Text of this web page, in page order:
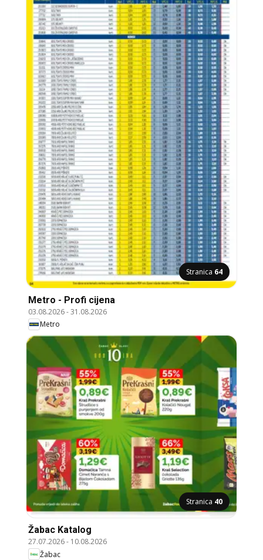
Stranica 64
Metro - Profi cijena
03.08.2026-31.08.2026
Metro
Stranica 40
Žabac Katalog
27.07.2026- 10.08.2026
Žabac